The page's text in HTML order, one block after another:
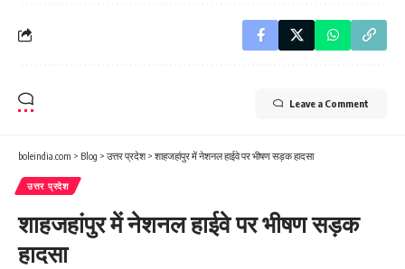
Leave a Comment
boleindia.com > Blog > उत्तर प्रदेश> शाहजहांपुर में नेशनल हाईवे पर भीषण सड़क हादसा
उत्तर प्रदेश
शाहजहांपुर में नेशनल हाईवे पर भीषण सड़क
हादसा